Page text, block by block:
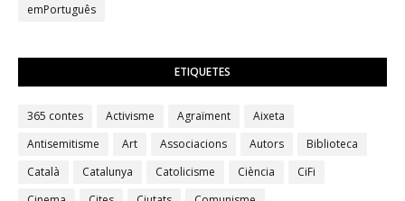
emPortuguês
ETIQUETES
365 contes Activisme Agraïment
Aixeta
Antisemitisme
Art Associacions Autors
Biblioteca
Català
Catalunya Catolicisme Ciència
CiFi